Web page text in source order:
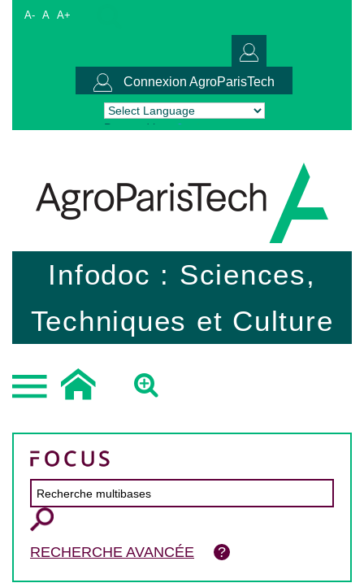
A- A A+
Connexion AgroParisTech
Powered by Translate
Infodoc : Sciences,
Techniques et Culture
RECHERCHE AVANCÉE